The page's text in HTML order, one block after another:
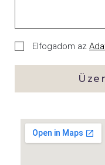
Elfogadom az